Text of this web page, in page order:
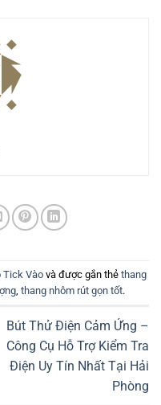
Tick Vào và được gắn thẻ thang
thang nhôm rút gọn tốt.
Bút Thử Điện Cảm Ứng –
Công Cụ Hỗ Trợ Kiểm Tra
Điện Uy Tín Nhất Tại Hải
Phòng